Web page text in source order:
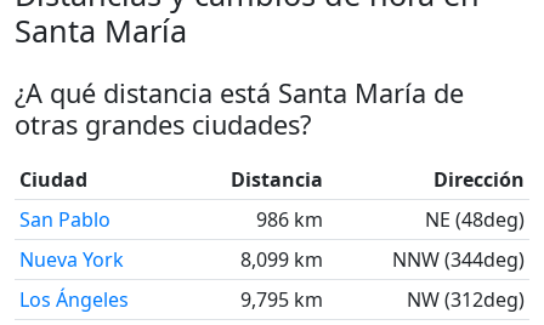
Santa María
¿A qué distancia está Santa María de
otras grandes ciudades?
Ciudad Distancia
Dirección
San Pablo
986 km
NE (48deg)
Nueva York
8,099 km
NNW (344deg)
Los Ángeles
9,795 km
NW (312deg)